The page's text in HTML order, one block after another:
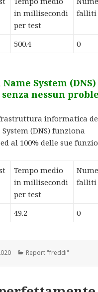
in millisecondi
per test
falliti
500.4 0
System (DNS)
nessun
informatica
(DNS) funziona
al 100% delle sue
Tempo medio
in millisecondi
per test
falliti
49.2 0
Categorie
Report "freddi"